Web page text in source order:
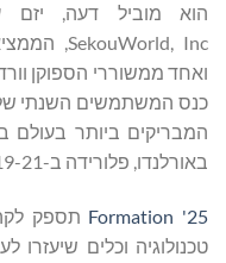
הוא מוביל דעה, יזם
המבריקים ביותר בעולם
באורלנדו, פלורידה ב-19-21 במאי 2025.
Formation '25
טכנולוגיה וכלים